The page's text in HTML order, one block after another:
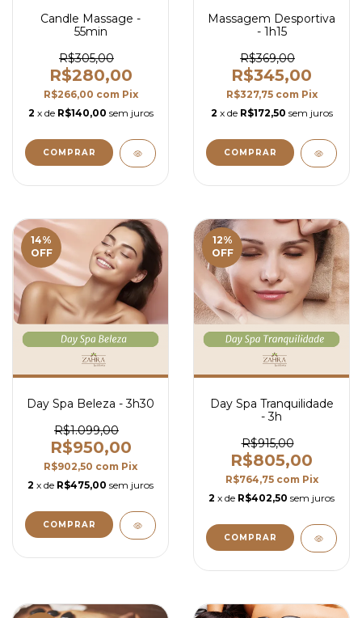
Candle Massage -
55min
R$305,00
R$280,00
R$266,00 com Pix
2 x de R$140,00 sem juros
Massagem Desportiva
- 1h15
R$369,00
R$345,00
R$327,75 com Pix
2 x de R$172,50 sem juros
14%
OFF
Day Spa Beleza - 3h30
R$1.099,00
R$950,00
R$902,50 com Pix
2 x de R$475,00 sem juros
12%
OFF
Day Spa Tranquilidade
- 3h
R$915,00
R$805,00
R$764,75 com Pix
2 x de R$402,50 sem juros